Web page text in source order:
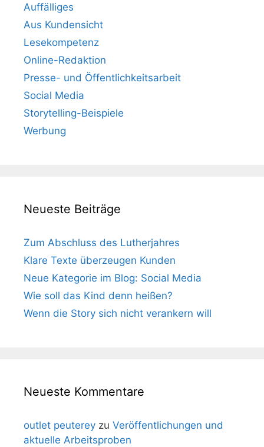
Auffälliges
Aus Kundensicht
Lesekompetenz
Online-Redaktion
Presse- und Öffentlichkeitsarbeit
Social Media
Storytelling-Beispiele
Werbung
Neueste Beiträge
Zum Abschluss des Lutherjahres
Klare Texte überzeugen Kunden
Neue Kategorie im Blog: Social Media
Wie soll das Kind denn heißen?
Wenn die Story sich nicht verankern will
Neueste Kommentare
outlet peuterey zu Veröffentlichungen und
aktuelle Arbeitsproben